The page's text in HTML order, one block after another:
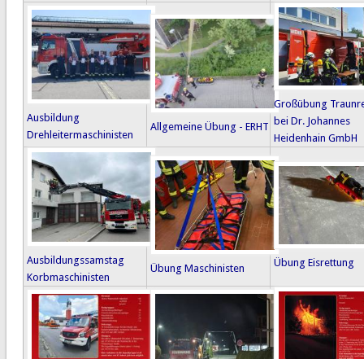
Ausbildung
Drehleitermaschinisten
Allgemeine Übung - ERHT
Großübung
bei Dr. Johannes
Heidenhain GmbH
Ausbildungssamstag
Korbmaschinisten
Übung Maschinisten Übung Eisrettung